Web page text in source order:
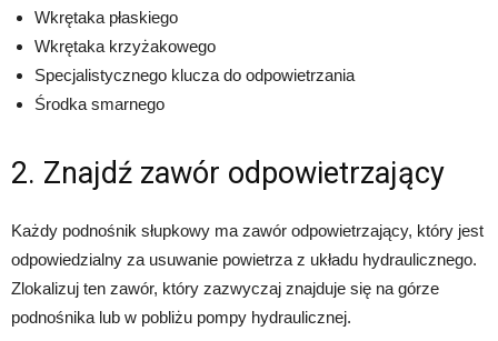
Wkrętaka płaskiego
Wkrętaka krzyżakowego
Specjalistycznego klucza do odpowietrzania
Środka smarnego
2. Znajdź zawór odpowietrzający
Każdy podnośnik słupkowy ma zawór odpowietrzający, który jest
odpowiedzialny za usuwanie powietrza z układu hydraulicznego.
Zlokalizuj ten zawór, który zazwyczaj znajduje się na górze
podnośnika lub w pobliżu pompy hydraulicznej.